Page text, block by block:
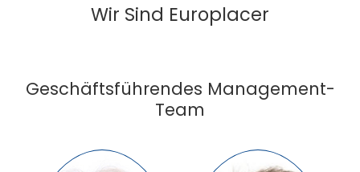
Wir Sind Europlacer
Geschäftsführendes Management-
Team